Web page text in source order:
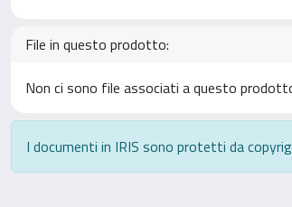
File in questo prodotto:
Non ci sono file associati a questo
I documenti in IRIS sono protetti da